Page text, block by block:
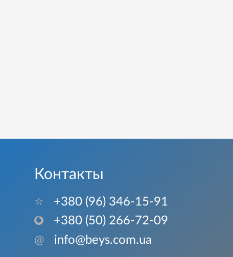
Контакты
+380 (96) 346-15-91
+380 (50) 266-72-09
@ info@beys.com.ua